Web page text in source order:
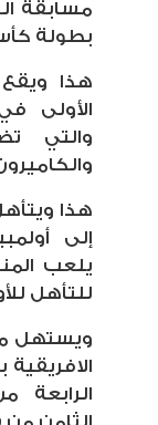
مسابقة
بطولة
هذا
الأولى
والتي
هذا
يلعب
للتأهل
ويستهل